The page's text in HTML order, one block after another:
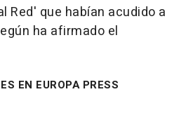
Red' que habían acudido a
ha afirmado el
EN EUROPA PRESS